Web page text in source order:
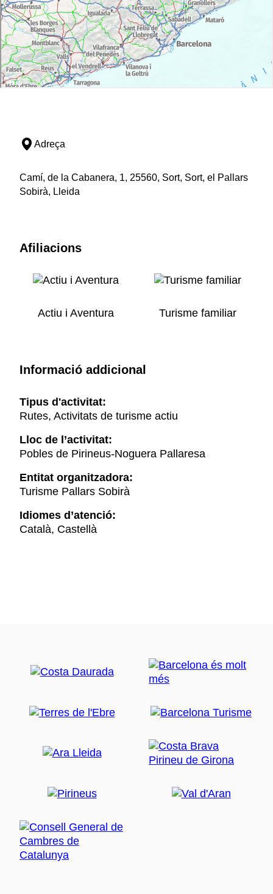
Adreça
Camí, de la Cabanera, 1, 25560, Sort, Sort, el Pallars
Sobirà, Lleida
Afiliacions
Actiu i Aventura Turisme familiar
Informació addicional
Tipus d'activitat:
Rutes, Activitats de turisme actiu
Lloc de l’activitat:
Pobles de Pirineus-Noguera Pallaresa
Entitat organitzadora:
Turisme Pallars Sobirà
Idiomes d’atenció:
Català, Castellà